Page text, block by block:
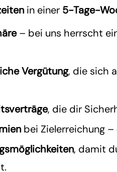
in einer 5-Tage-
– bei uns herrscht
Vergütung, die sich
, die dir
bei Zielerreichung
, damit